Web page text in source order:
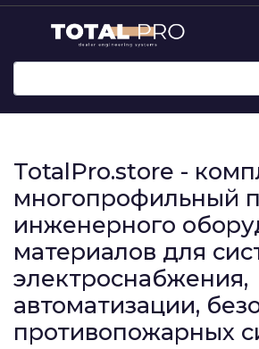
TotalPro.store -
многопрофильный
инженерного
материалов для
электроснабжения,
автоматизации,
противопожарных